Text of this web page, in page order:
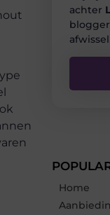
achter
Home